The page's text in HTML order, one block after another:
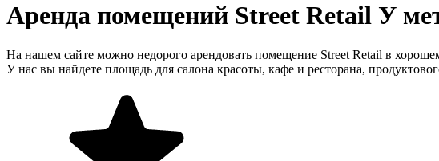
Аренда помещений Street Retail У
На нашем сайте можно недорого арендовать помещение Street Retail в
У нас вы найдете площадь для салона красоты, кафе и ресторана,